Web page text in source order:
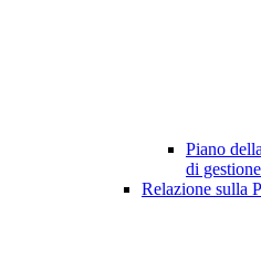
Piano
di gestione
Relazione sulla